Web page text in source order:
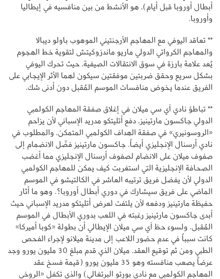
أبطال أوروبا قبل أيام)، هو الأنشط من بين منافسيه في إيطاليا
وأوروبا.
** تعاقد اليوفي مع المهاجم الأرجنتيني الموهوب باولو ديبالا
والمهاجم الكرواتي الدولي ماريو ماندزوكيتش لتقوية خط الهجوم
يُعد علامة بارزة في سوق الانتقالات الصيفية، حيث تحرك اليوفي
بشكل سريع وحقق ضربتين موفقتين سيكون لهما الأثر الإيجابي على
الفريق عندما يخوض منافسات الموسم المُقبل دون أدنى شك.
** تباطؤ نادي آي سي ميلان في إغلاق صفقة المهاجم الكولمبي
الدولي جاكسون مارتينيز، دفع أتليتكو مدريد الإسباني لأن يزاحم
«الروسونيري» في صفقة الهداف الكولمبي المتمكن، والمطلوب في
نادي أرسنال الإنجليزي أيضاً. جاكسون مارتينيز فضّل الانضمام إلى
صفوف ميلان على الانضام لصفوف أرسنال الإنجليزي مما أغضب
الصحافة الإنجليزية التي استغربت كيف يمكن للمهاجم الكولمبي
الدولي لأن يفضل فريق ترتيبه العاشر في الكالتيشو في الموسم
الماضي على فريق سيشارك في دوري أبطال أوروبا؟. وهو ما أثار
حفيظة مارتينيز ودفعه لأن يلتفت لعرض أتليتكو مدريد الإسباني حيث
أبدى جاكسون مارتينيز رغبته في اللعب بدوري الأبطال في الموسم
المُقبل. ولسوء حظ آي سي ميلان الإيطالي أن بطولة «كوبا أميركا»
كانت سبباً في عدم حضور اللاعب إلى مدينة ميلانو لإجراء الفحص
الطبي ومن ثم توقيع العقد. ميلان الذي قدم مبلغ 30 مليون يورو وجد
عرضاً يصعب منافسته وهو 35 مليون يورو (قيمة فسخ عقد
المهاجم الكولمبي مع نادي بورتو البرتغالي) والذي تكفل «الروخي